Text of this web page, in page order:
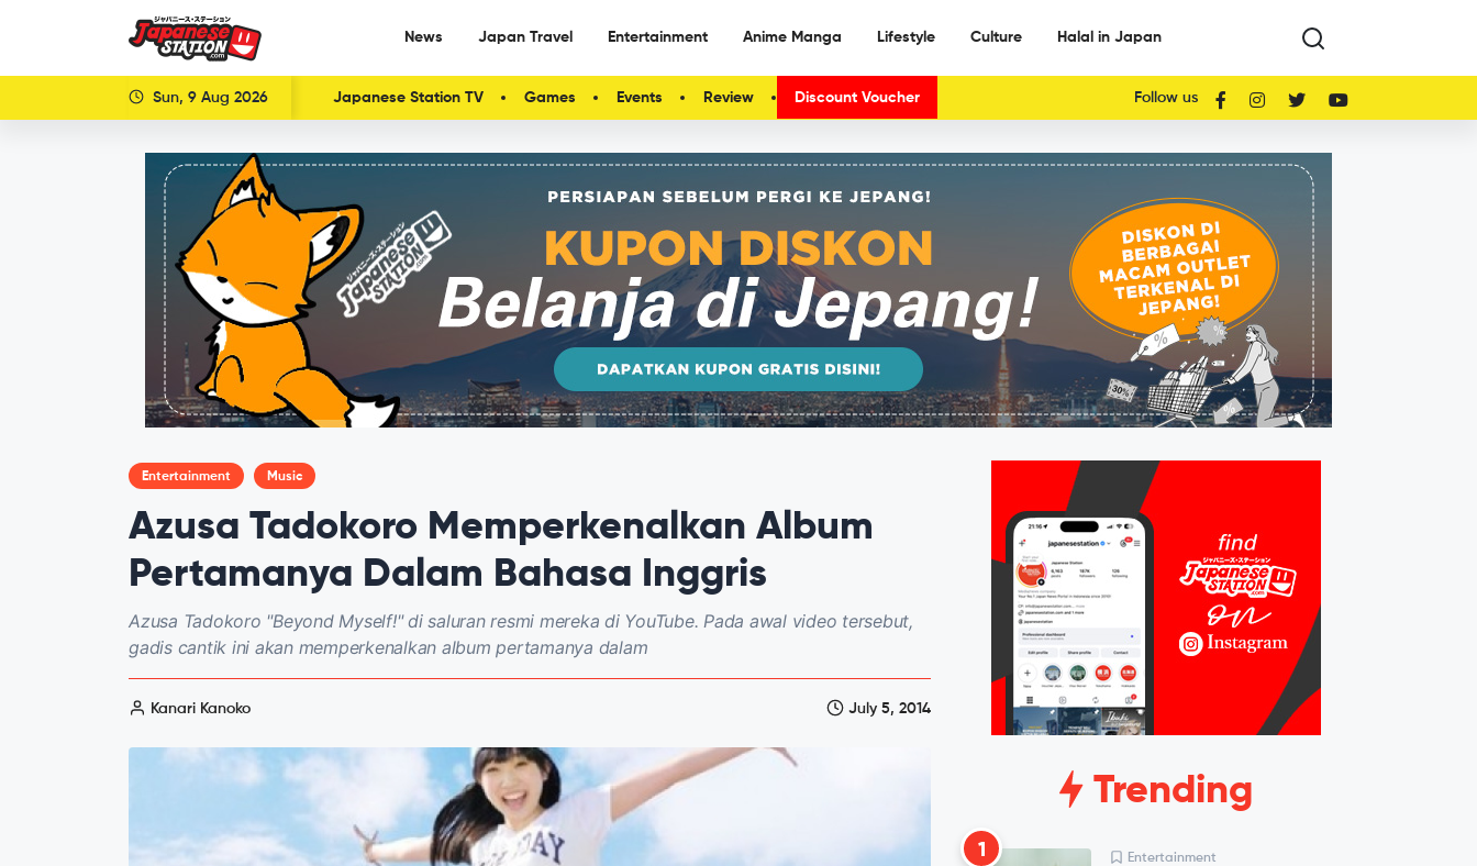
News Japan Travel Entertainment Anime Manga Lifestyle Culture Halal in Japan
Sun, 9 Aug 2026 Japanese Station TV Games Events Review Discount Voucher Follow us
Entertainment Music
Azusa Tadokoro Memperkenalkan Album
Pertamanya Dalam Bahasa Inggris
Azusa Tadokoro "Beyond Myself!" di saluran resmi mereka di YouTube. Pada awal video tersebut,
gadis cantik ini akan memperkenalkan album pertamanya dalam
Kanari Kanoko July 5, 2014
Trending
1 Entertainment